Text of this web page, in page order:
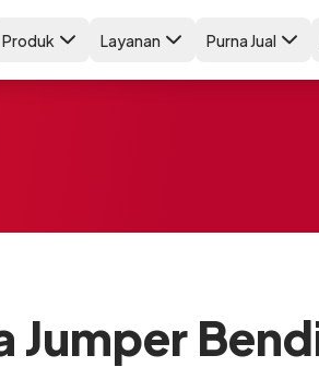
Produk Layanan Purna Jual
Jumper